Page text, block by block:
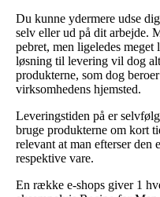
Du kunne ydermere udse
selv eller ud på dit arbejde.
pebret, men ligeledes
løsning til levering vil dog
produkterne, som dog
virksomhedens hjemsted.
Leveringstiden på er
bruge produkterne om kort
relevant at man efterser den
respektive vare.
En række e-shops giver 1